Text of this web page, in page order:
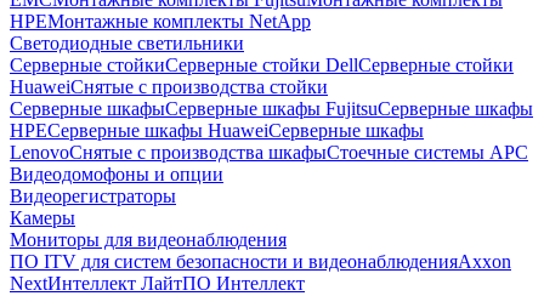
HPEМонтажные комплекты NetApp
Светодиодные светильники
Серверные стойкиСерверные стойки DellСерверные стойки
HuaweiСнятые с производства стойки
Серверные шкафыСерверные шкафы FujitsuСерверные шкафы
HPEСерверные шкафы HuaweiСерверные шкафы
LenovoСнятые с производства шкафыСтоечные системы APC
Видеодомофоны и опции
Видеорегистраторы
Камеры
Мониторы для видеонаблюдения
ПО ITV для систем безопасности и видеонаблюденияAxxon
NextИнтеллект ЛайтПО Интеллект